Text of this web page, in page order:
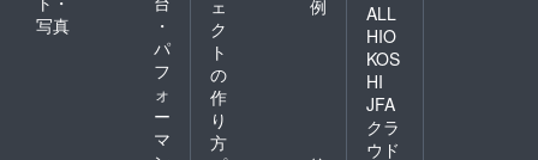
写真
・
パ
フ
ォ
ー
マ
ェ
ク
ト
の
作
り
方
例
ALL
HIO
KOS
HI
JFA
クラ
ウド